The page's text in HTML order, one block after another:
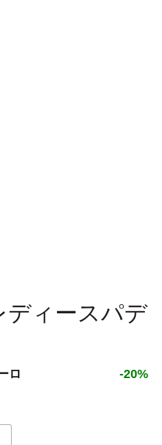
ディースパデ
ロ -20%